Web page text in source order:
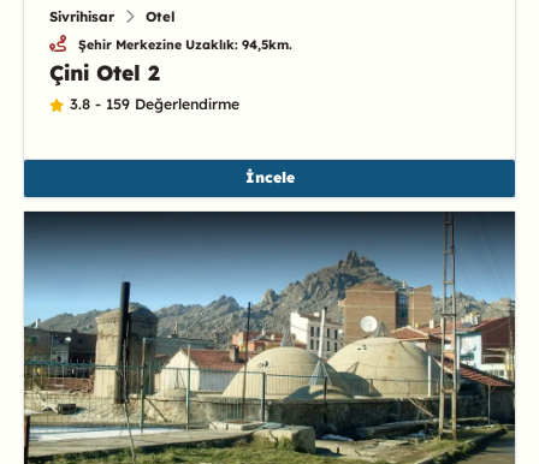
Sivrihisar Otel
Şehir Merkezine Uzaklık: 94,5km.
Çini Otel 2
3.8 - 159 Değerlendirme
İncele